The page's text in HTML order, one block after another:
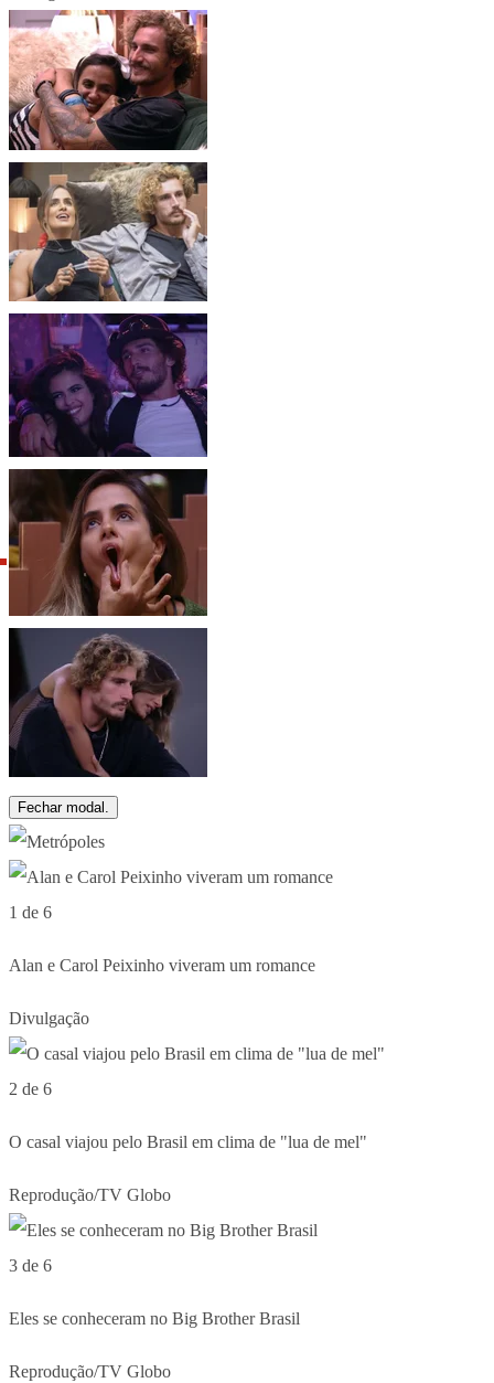
Fechar modal.
1 de 6
Alan e Carol Peixinho viveram um romance
Divulgação
2 de 6
O casal viajou pelo Brasil em clima de "lua de mel"
Reprodução/TV Globo
3 de 6
Eles se conheceram no Big Brother Brasil
Reprodução/TV Globo